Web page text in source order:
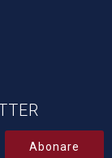
Abonare